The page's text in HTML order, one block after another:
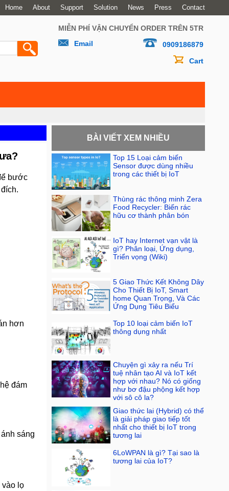
Home About Support Solution News Press Contact
MIỄN PHÍ VẬN CHUYỂN ORDER TRÊN 5TR
Email
0909186879
Cart
bước
hơn
đám
sáng
vào lọ
BÀI VIẾT XEM NHIỀU
Top 15 Loại cảm biến
Sensor được dùng nhiều
trong các thiết bị IoT
Thùng rác thông minh Zera
Food Recycler: Biến rác
hữu cơ thành phân bón
IoT hay Internet vạn vật là
gì? Phân loại, Ứng dụng,
Triển vọng (Wiki)
5 Giao Thức Kết Không Dây
Cho Thiết Bị IoT, Smart
home Quan Trọng, Và Các
Ứng Dụng Tiêu Biểu
Top 10 loại cảm biến IoT
thông dụng nhất
Chuyện gì xảy ra nếu Trí
tuệ nhân tạo AI và IoT kết
hợp với nhau? Nó có giống
như bơ đậu phộng kết hợp
với sô cô la?
Giao thức lai (Hybrid) có thể
là giải pháp giao tiếp tốt
nhất cho thiết bị IoT trong
tương lai
6LoWPAN là gì? Tại sao là
tương lai của IoT?